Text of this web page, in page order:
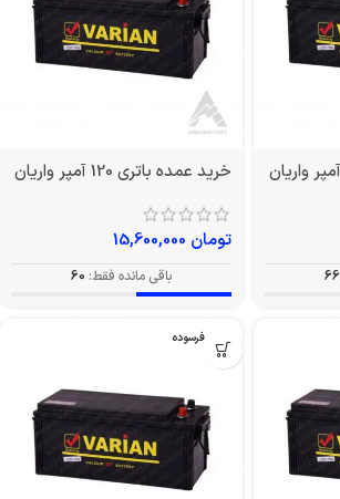
66
خرید عمده باتری 120 آمپر واریان
تومان
باقی مانده فقط: 60
بدون فرسوده